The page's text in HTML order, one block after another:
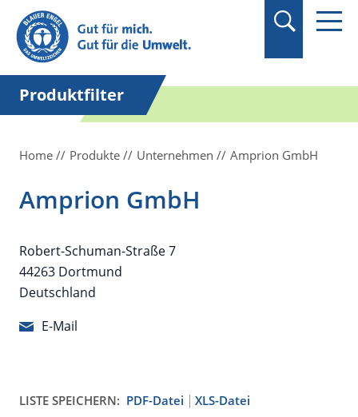
Suchbegriff in
Anführungszeichen
setzen.
Produktfilter
Home Produkte Unternehmen Amprion GmbH
Amprion GmbH
Robert-Schuman-Straße 7
44263 Dortmund
Deutschland
E-Mail
LISTE SPEICHERN: PDF-Datei
XLS-Datei